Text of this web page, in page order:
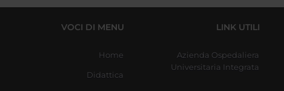
VOCI DI MENU
Home
Didattica
LINK UTILI
Azienda Ospedaliera
Universitaria Integrata